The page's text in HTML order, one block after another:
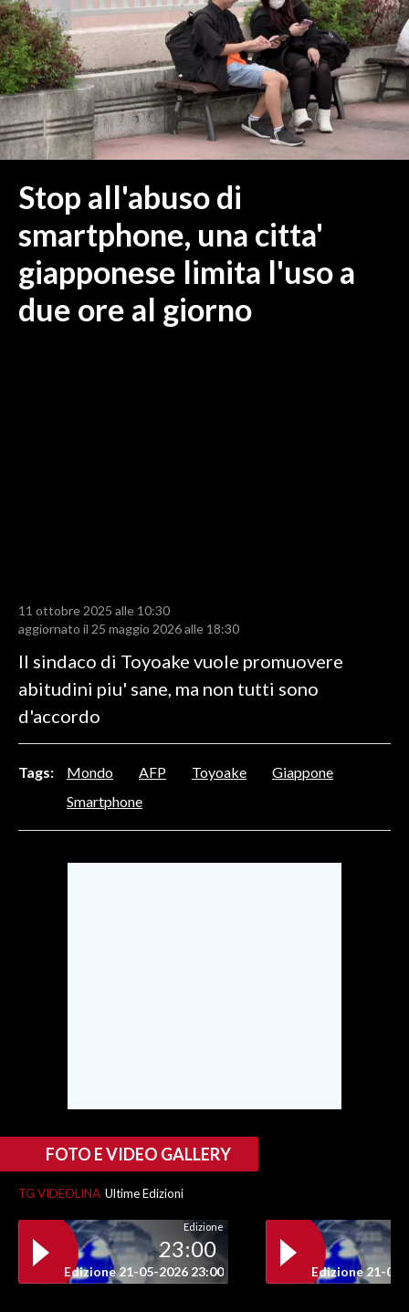
MEDIO CAMPIDANO
ORISTANO E PROVINCIA
SASSARI E PROVINCIA
GALLURA
NUORO E PROVINCIA
OGLIASTRA
CRONACA
ITALIA
MONDO
POLITICA
CALCIO
CALCIO REGIONALE
BASKET
VOLLEY
MOTORI
TENNIS
ALTRI SPORT
CULTURA
INSULARITÀ
INFO AZIENDE
Stop all'abuso di
smartphone, una citta'
giapponese limita l'uso a
due ore al giorno
11 ottobre 2025 alle 10:30
aggiornato il 25 maggio 2026 alle 18:30
Il sindaco di Toyoake vuole promuovere
abitudini piu' sane, ma non tutti sono
d'accordo
Tags: Mondo AFP Toyoake
Giappone
Smartphone
FOTO E VIDEO GALLERY
TG VIDEOLINA Ultime Edizioni
Edizione
23:00
Edizione 21-05-2026 23:00 Edizione 21-05-